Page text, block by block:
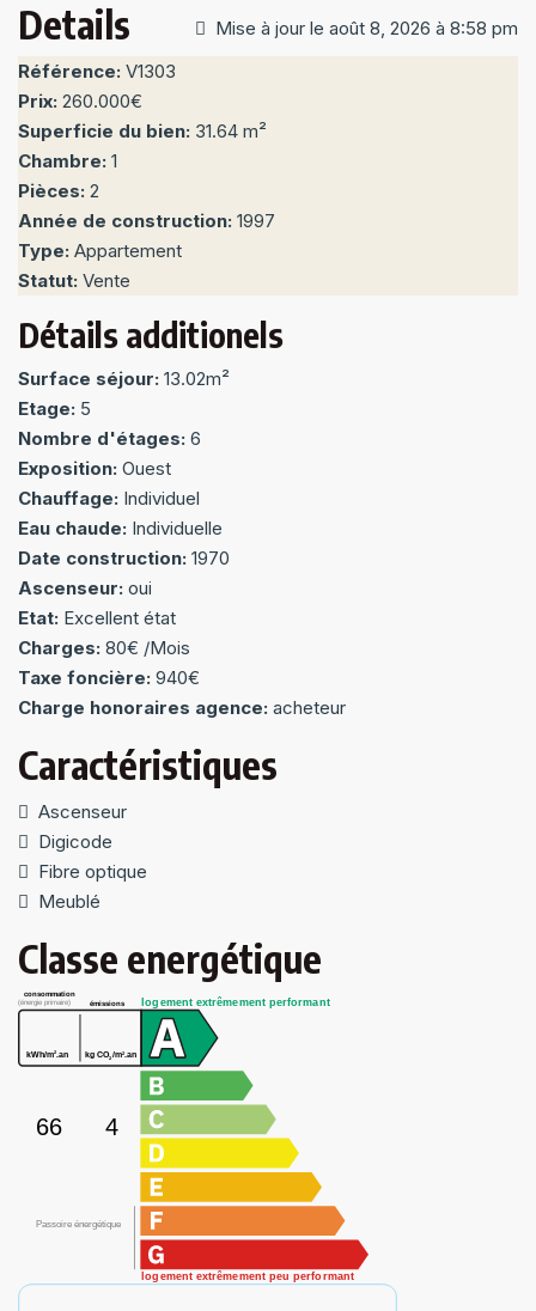
Details
Mise à jour le août 8, 2026 à 8:58 pm
Référence: V1303
Prix: 260.000€
Superficie du bien: 31.64 m²
Chambre: 1
Pièces: 2
Année de construction: 1997
Type: Appartement
Statut: Vente
Détails additionels
Surface séjour: 13.02m²
Etage: 5
Nombre d'étages: 6
Exposition: Ouest
Chauffage: Individuel
Eau chaude: Individuelle
Date construction: 1970
Ascenseur: oui
Etat: Excellent état
Charges: 80€ /Mois
Taxe foncière: 940€
Charge honoraires agence: acheteur
Caractéristiques
Ascenseur
Digicode
Fibre optique
Meublé
Classe energétique
logement extrêmement performant
logement extrêmement peu performant
consommation
émissions
(énergie primaire)
66 4
kWh/m2 .an kg CO2 /m2 .an
Passoire énergétique